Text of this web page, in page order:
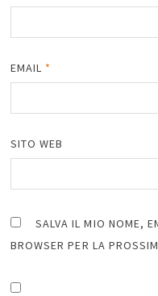
EMAIL *
SITO WEB
SALVA IL MIO NOME,
BROWSER PER LA